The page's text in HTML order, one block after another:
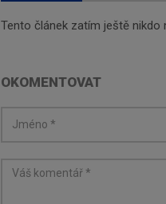
Tento článek zatím ještě nikdo
OKOMENTOVAT